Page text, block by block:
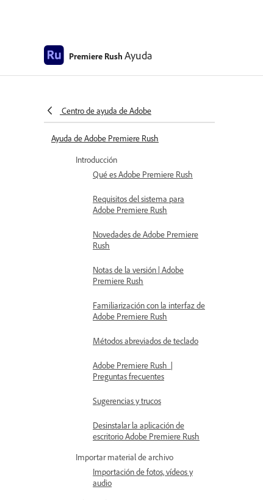
Premiere Rush Ayuda
Centro de ayuda de Adobe
Ayuda de Adobe Premiere Rush
Introducción
Qué es Adobe Premiere Rush
Requisitos del sistema para
Adobe Premiere Rush
Novedades de Adobe Premiere
Rush
Notas de la versión | Adobe
Premiere Rush
Familiarización con la interfaz de
Adobe Premiere Rush
Métodos abreviados de teclado
Adobe Premiere Rush |
Preguntas frecuentes
Sugerencias y trucos
Desinstalar la aplicación de
escritorio Adobe Premiere Rush
Importar material de archivo
Importación de fotos, vídeos y
audio